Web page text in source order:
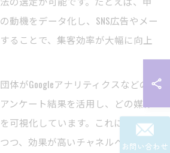
動機をデータ化し、SNS広告やメー
ることで、集客効率が大幅に向上
体がGoogleアナリティクスなどの
ンケート結果を活用し、どの媒体
可視化しています。これにより、
つ、効果が高いチャネルへ集中投
お問い合わせ